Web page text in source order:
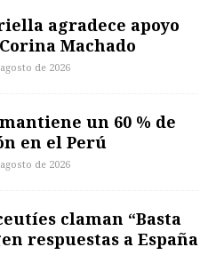
agradece apoyo
Machado
de 2026
un 60 % de
en el Perú
de 2026
claman “Basta
respuestas a España